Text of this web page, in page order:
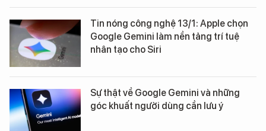
Tin nóng công nghệ 13/1: Apple chọn
Google Gemini làm nền tảng trí tuệ
nhân tạo cho Siri
Sự thật về Google Gemini và những
góc khuất người dùng cần lưu ý